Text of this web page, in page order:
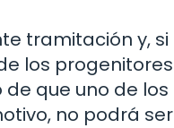
tramitación y, si
los progenitores
que uno de los
no podrá ser